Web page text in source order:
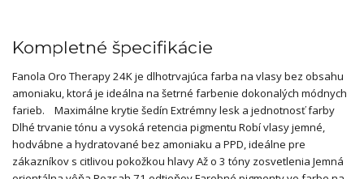
Kompletné špecifikácie
Fanola Oro Therapy 24K je dlhotrvajúca farba na vlasy bez obsahu
amoniaku, ktorá je ideálna na šetrné farbenie dokonalých módnych
farieb. Maximálne krytie šedín Extrémny lesk a jednotnosť farby
Dlhé trvanie tónu a vysoká retencia pigmentu Robí vlasy jemné,
hodvábne a hydratované bez amoniaku a PPD, ideálne pre
zákazníkov s citlivou pokožkou hlavy Až o 3 tóny zosvetlenia Jemná